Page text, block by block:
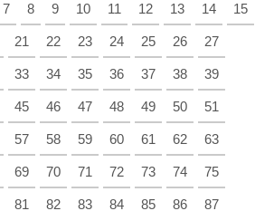
7 8 9 10 11 12 13 14 15
21 22 23 24 25 26 27
33 34 35 36 37 38 39
45 46 47 48 49 50 51
57 58 59 60 61 62 63
69 70 71 72 73 74 75
81 82 83 84 85 86 87